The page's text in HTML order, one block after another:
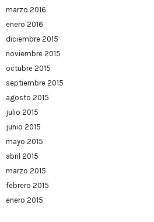
marzo 2016
enero 2016
diciembre 2015
noviembre 2015
octubre 2015
septiembre 2015
agosto 2015
julio 2015
junio 2015
mayo 2015
abril 2015
marzo 2015
febrero 2015
enero 2015